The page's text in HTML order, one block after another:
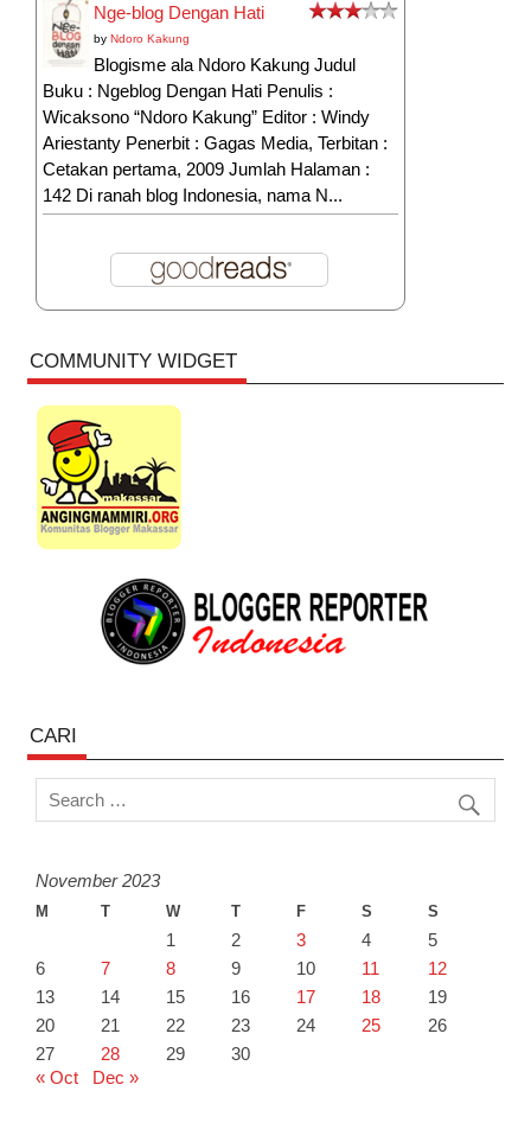
Nge-blog Dengan Hati
byNdoro Kakung
Blogisme ala Ndoro Kakung Judul
Buku : Ngeblog Dengan Hati Penulis :
Wicaksono “Ndoro Kakung” Editor : Windy
Ariestanty Penerbit : Gagas Media, Terbitan :
Cetakan pertama, 2009 Jumlah Halaman :
142 Di ranah blog Indonesia, nama N...
COMMUNITY WIDGET
CARI
November 2023
M T W T F S S
1 2 3 4
5
6
7 8 9 10 11
12
13
14 15 16 17 18
19
20
21 22 23 24 25
26
27
28 29
30
« Oct
Dec »